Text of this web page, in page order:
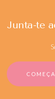
Junta-te